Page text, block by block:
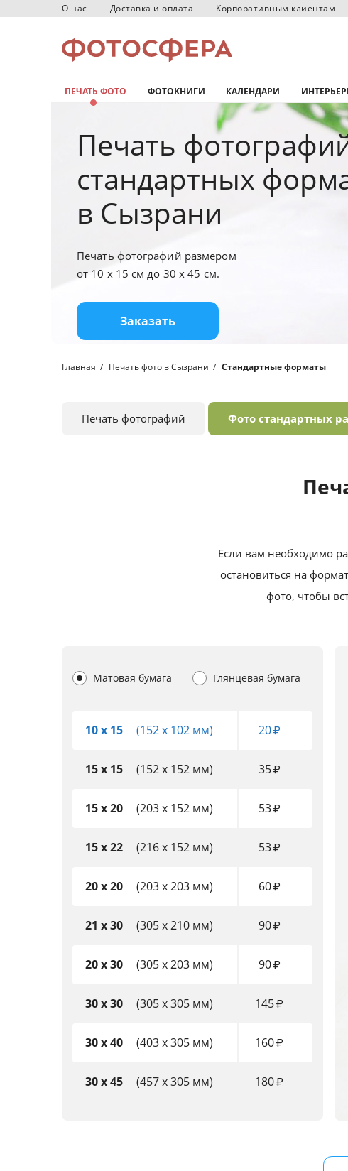
О нас Доставка и оплата Корпоративным клиентам
ПЕЧАТЬ ФОТО ФОТОКНИГИ КАЛЕНДАРИ
Печать
стандартных
в Сызрани
Печать фотографий размером
от 10 х 15 см до 30 х 45 см.
Заказать
Главная Печать фото в Сызрани Стандартные форматы
Печать фотографий Фото стандартных
Если вам необходимо
остановиться на
фото, чтобы
Матовая бумага Глянцевая бумага
10 x 15 (152 x 102 мм) 20₽
15 x 15 (152 x 152 мм) 35₽
15 x 20 (203 x 152 мм) 53₽
15 x 22 (216 x 152 мм) 53₽
20 x 20 (203 x 203 мм) 60₽
21 x 30 (305 x 210 мм) 90₽
20 x 30 (305 x 203 мм) 90₽
30 x 30 (305 x 305 мм) 145₽
30 x 40 (403 x 305 мм) 160₽
30 x 45 (457 x 305 мм) 180₽